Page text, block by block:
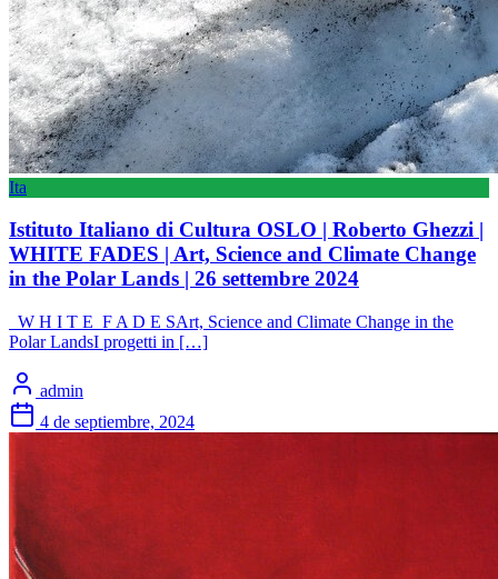
Ita
Istituto Italiano di Cultura OSLO | Roberto Ghezzi |
WHITE FADES | Art, Science and Climate Change
in the Polar Lands | 26 settembre 2024
W H I T E F A D E SArt, Science and Climate Change in the
Polar LandsI progetti in […]
admin
4 de septiembre, 2024